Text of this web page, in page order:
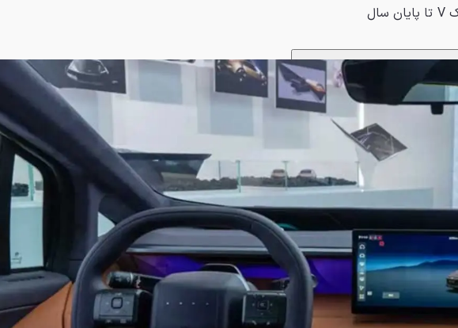
هیوندای برای احیای سهم بازار خود در چین تبدیل کرده است. انتظار می‌رود آیونیک V تا پایان سال